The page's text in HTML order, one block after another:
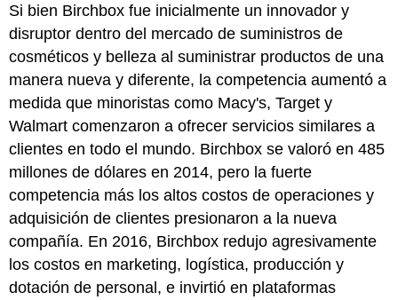
Si bien Birchbox fue inicialmente un innovador y
disruptor dentro del mercado de suministros de
cosméticos y belleza al suministrar productos de una
manera nueva y diferente, la competencia aumentó a
medida que minoristas como Macy's, Target y
Walmart comenzaron a ofrecer servicios similares a
clientes en todo el mundo. Birchbox se valoró en 485
millones de dólares en 2014, pero la fuerte
competencia más los altos costos de operaciones y
adquisición de clientes presionaron a la nueva
compañía. En 2016, Birchbox redujo agresivamente
los costos en marketing, logística, producción y
dotación de personal, e invirtió en plataformas